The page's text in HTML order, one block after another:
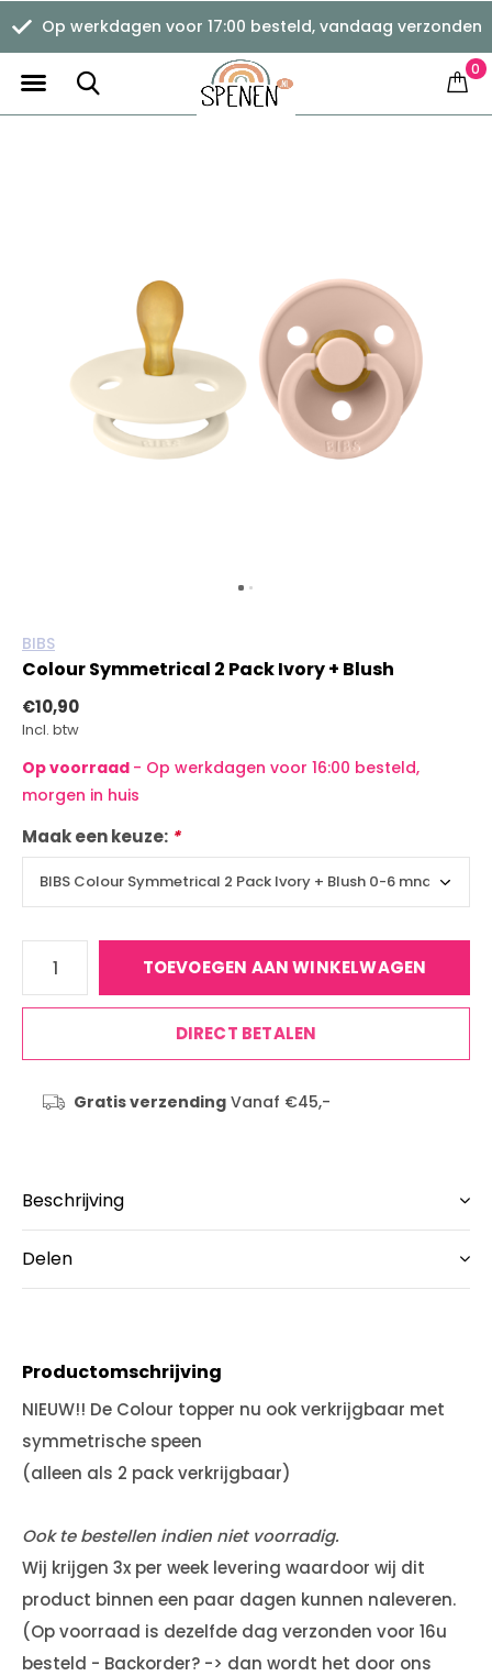
0
Op werkdagen voor 17:00 besteld, vandaag verzonden
BIBS
Colour Symmetrical 2 Pack Ivory + Blush
€10,90
Incl. btw
Op voorraad - Op werkdagen voor 16:00 besteld,
morgen in huis
Maak een keuze: *
TOEVOEGEN AAN WINKELWAGEN
DIRECT BETALEN
Gratis verzendingVanaf €45,-
Beschrijving
Delen
Productomschrijving
NIEUW!! De Colour topper nu ook verkrijgbaar met
symmetrische speen
(alleen als 2 pack verkrijgbaar)
Ook te bestellen indien niet voorradig.
Wij krijgen 3x per week levering waardoor wij dit
product binnen een paar dagen kunnen naleveren.
(Op voorraad is dezelfde dag verzonden voor 16u
besteld - Backorder? -> dan wordt het door ons